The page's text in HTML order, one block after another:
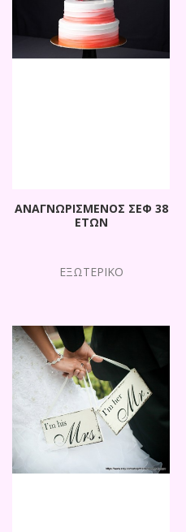
ΑΝΑΓΝΩΡΙΣΜΕΝΟΣ ΣΕΦ 38
ΕΤΩΝ
ΕΞΩΤΕΡΙΚΟ